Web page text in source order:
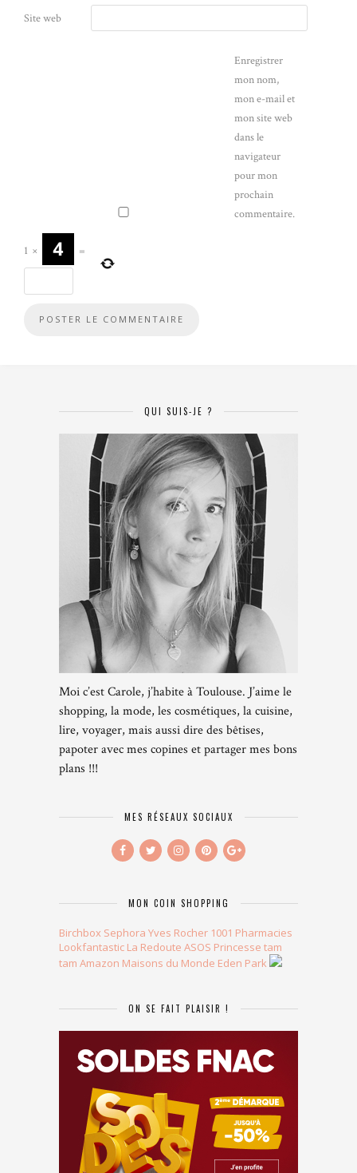
Site web
Enregistrer
mon nom,
mon e-mail et
mon site web
dans le
navigateur
pour mon
prochain
commentaire.
1 × =
QUI SUIS-JE ?
Moi c’est Carole, j’habite à Toulouse. J’aime le
shopping, la mode, les cosmétiques, la cuisine,
lire, voyager, mais aussi dire des bêtises,
papoter avec mes copines et partager mes bons
plans !!!
MES RÉSEAUX SOCIAUX
MON COIN SHOPPING
Birchbox Sephora Yves Rocher 1001 Pharmacies
Lookfantastic La Redoute ASOS Princesse tam
tam Amazon Maisons du Monde Eden Park
ON SE FAIT PLAISIR !